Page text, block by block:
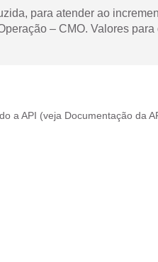
para atender ao
– CMO. Valores para
a API (veja Documentação da